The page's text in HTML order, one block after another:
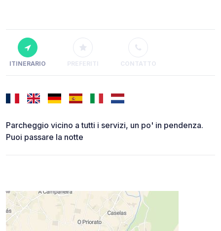
ITINERARIO PREFERITI CONTATTO
Parcheggio vicino a tutti i servizi, un po' in pendenza.
Puoi passare la notte